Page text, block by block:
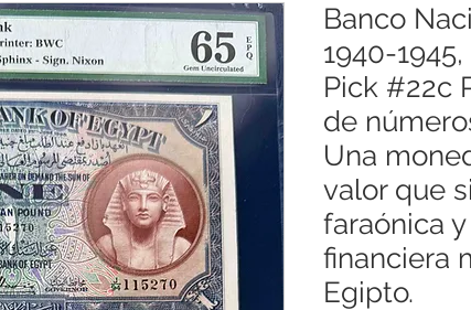
Banco
1940-
Pick #22c
de
Una
valor que
faraónica
financiera
Egipto.